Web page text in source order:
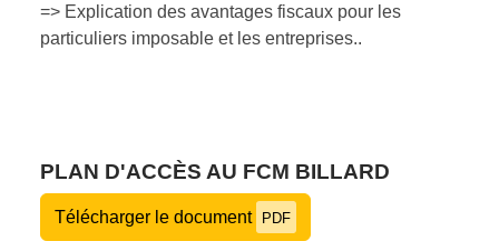
=> Explication des avantages fiscaux pour les
particuliers imposable et les entreprises..
PLAN D'ACCÈS AU FCM BILLARD
Télécharger le document PDF